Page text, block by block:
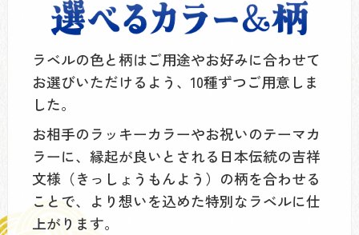
ラベルの色と柄はご用途やお好みに合わせて
お選びいただけるよう、10種ずつご用意しま
した。
お相手のラッキーカラーやお祝いのテーマカ
ラーに、縁起が良いとされる日本伝統の吉祥
文様（きっしょうもんよう）の柄を合わせる
ことで、より想いを込めた特別なラベルに仕
上がります。